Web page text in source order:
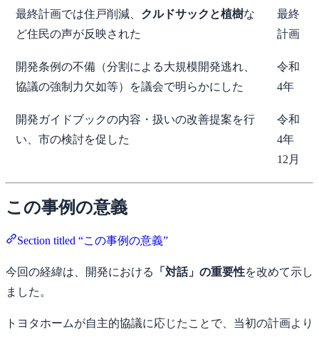
最終計画では住戸削減、 クルドサックと植樹な
ど住民の声が反映された
最終
計画
開発条例の不備（分割による大規模開発逃れ、
協議の強制力欠如等）を議会で明らかにした
令和
4年
開発ガイドブックの内容・扱いの改善提案を行
い、市の検討を促した
令和
4年
12月
この事例の意義
Section titled “この事例の意義”
今回の経緯は、開発における 「対話」の重要性を改めて示し
ました。
トヨタホームが自主的協議に応じたことで、当初の計画より